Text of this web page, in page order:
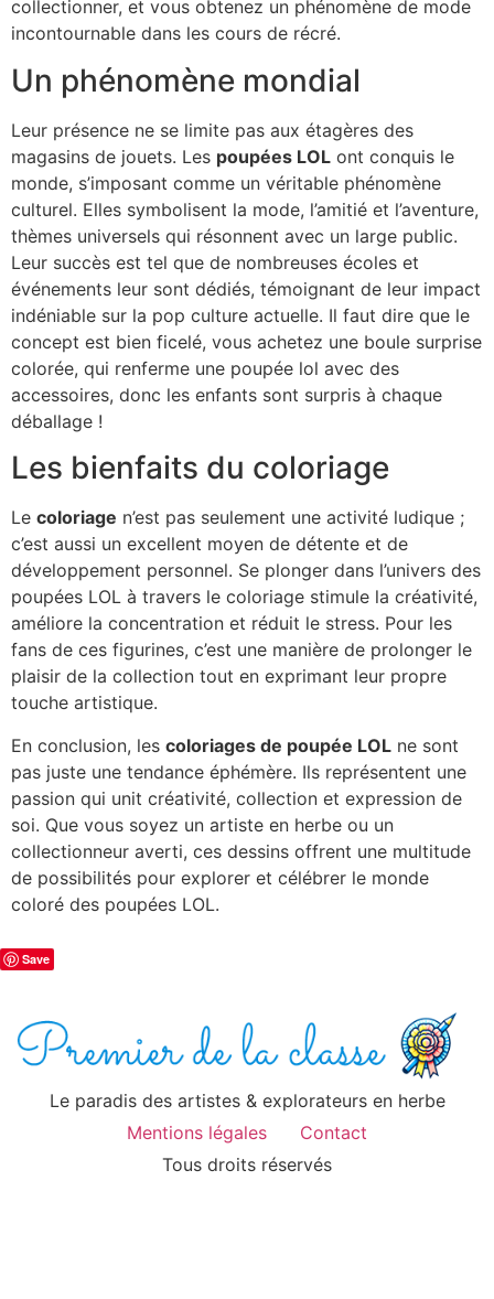
collectionner, et vous obtenez un phénomène de mode
incontournable dans les cours de récré.
Un phénomène mondial
Leur présence ne se limite pas aux étagères des
magasins de jouets. Les poupées LOL ont conquis le
monde, s’imposant comme un véritable phénomène
culturel. Elles symbolisent la mode, l’amitié et l’aventure,
thèmes universels qui résonnent avec un large public.
Leur succès est tel que de nombreuses écoles et
événements leur sont dédiés, témoignant de leur impact
indéniable sur la pop culture actuelle. Il faut dire que le
concept est bien ficelé, vous achetez une boule surprise
colorée, qui renferme une poupée lol avec des
accessoires, donc les enfants sont surpris à chaque
déballage !
Les bienfaits du coloriage
Le coloriage n’est pas seulement une activité ludique ;
c’est aussi un excellent moyen de détente et de
développement personnel. Se plonger dans l’univers des
poupées LOL à travers le coloriage stimule la créativité,
améliore la concentration et réduit le stress. Pour les
fans de ces figurines, c’est une manière de prolonger le
plaisir de la collection tout en exprimant leur propre
touche artistique.
En conclusion, les coloriages de poupée LOL ne sont
pas juste une tendance éphémère. Ils représentent une
passion qui unit créativité, collection et expression de
soi. Que vous soyez un artiste en herbe ou un
collectionneur averti, ces dessins offrent une multitude
de possibilités pour explorer et célébrer le monde
coloré des poupées LOL.
Save
Le paradis des artistes & explorateurs en herbe
Mentions légales
Contact
Tous droits réservés